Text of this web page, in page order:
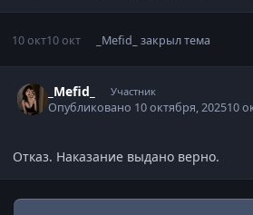
10 окт10 окт _Mefid_ закрыл тема
_Mefid_ Участник
Опубликовано 10 октября, 202510
Отказ. Наказание выдано верно.